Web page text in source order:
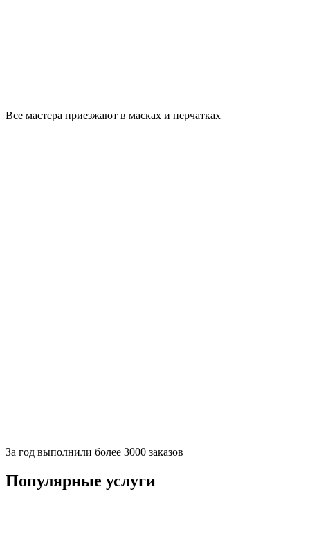
Все мастера приезжают в масках и перчатках
За год выполнили более 3000 заказов
Популярные услуги